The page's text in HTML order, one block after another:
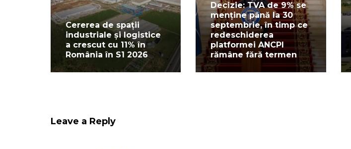
Cererea de spații
industriale și logistice
a crescut cu 11% în
România în S1 2026
Decizie: TVA de 9% se
menține până la 30
septembrie, în timp ce
redeschiderea
platformei ANCPI
rămâne fără termen
Leave a Reply